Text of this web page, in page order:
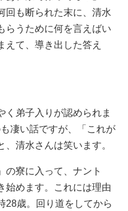
も断られた末に、清水
らうために何を言えばい
えて、導き出した答え
弟子入りが認められま
凄い話ですが、「これが
清水さんは笑います。
寮に入って、ナント
始めます。これには理由
28歳。回り道をしてから